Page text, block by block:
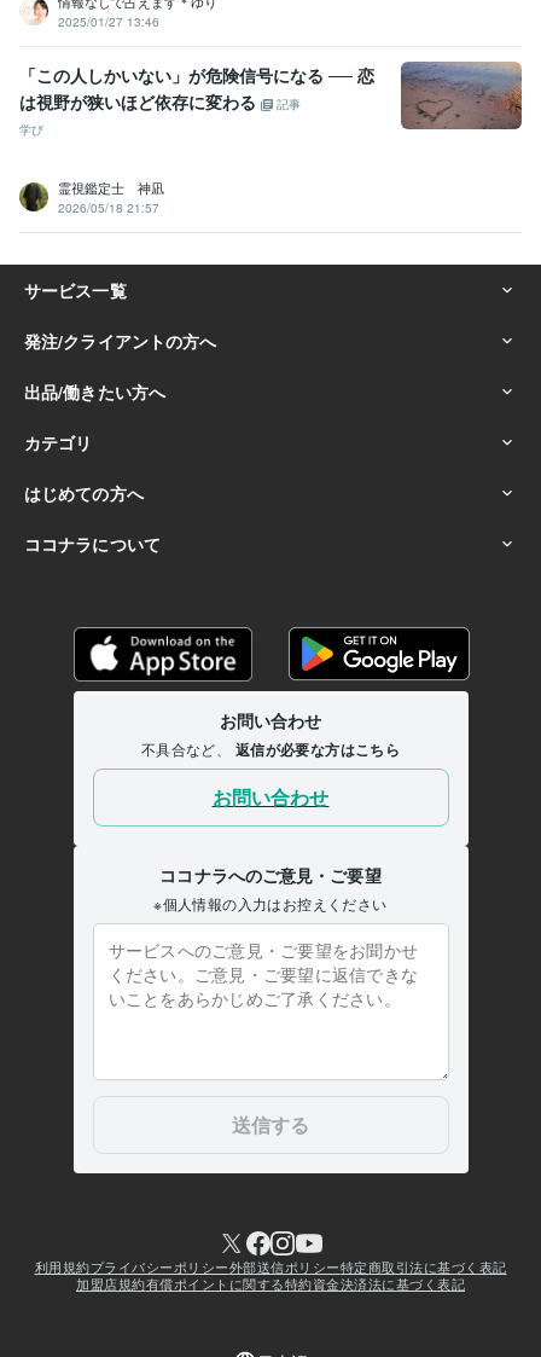
2025/01/27 13:46
「この人しかいない」が危険信号になる ── 恋
は視野が狭いほど依存に変わる
記事
学び
霊視鑑定士 神凪
2026/05/18 21:57